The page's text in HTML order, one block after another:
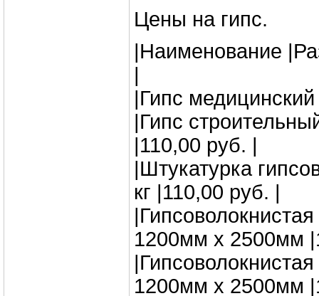
Цены на гипс.
|Наименование
|Гипс
|Гипс
|110,00 руб. |
|Штукатурка
кг |110,00 руб. |
1200мм x 2500мм
1200мм x 2500мм